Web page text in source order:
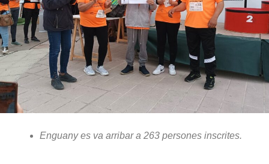
Enguany es va arribar a 263 persones inscrites.